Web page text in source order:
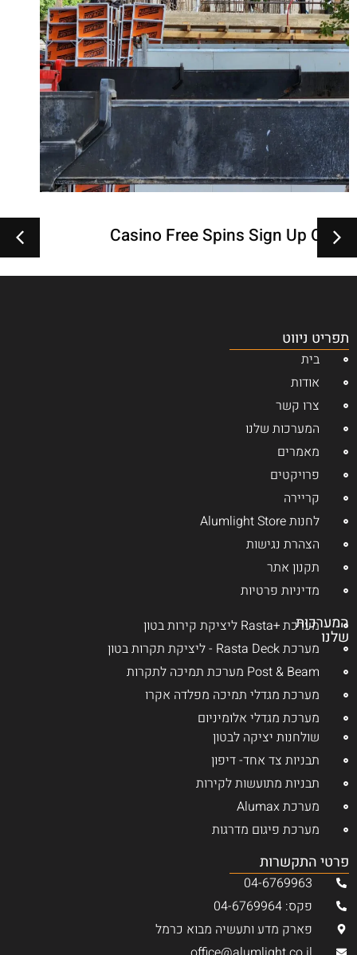
Casino Free Spins Sign Up Offer
תפריט ניווט
בית
אודות
צרו קשר
המערכות שלנו
מאמרים
פרויקטים
קריירה
לחנות Alumlight Store
הצהרת נגישות
תקנון אתר
מדיניות פרטיות
המערכות
שלנו
מערכת +Rasta ליציקת קירות בטון
מערכת Rasta Deck - ליציקת תקרות בטון
Post & Beam מערכת תמיכה לתקרות
מערכת מגדלי תמיכה מפלדה אקרו
מערכת מגדלי אלומיניום
שולחנות יציקה לבטון
תבניות צד אחד- דיפון
תבניות מתועשות לקירות
מערכת Alumax
מערכת פיגום מדרגות
פרטי התקשרות
04-6769963
פקס: 04-6769964
פארק מדע ותעשיה מבוא כרמל